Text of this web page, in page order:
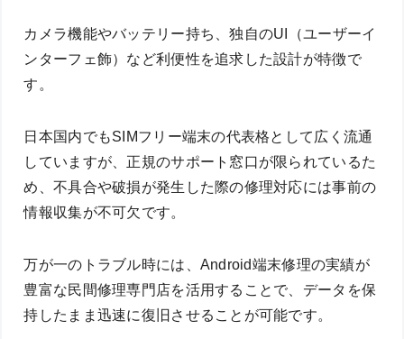
カメラ機能やバッテリー持ち、独自のUI（ユーザーイ
ンターフェ飾）など利便性を追求した設計が特徴で
す。
日本国内でもSIMフリー端末の代表格として広く流通
していますが、正規のサポート窓口が限られているた
め、不具合や破損が発生した際の修理対応には事前の
情報収集が不可欠です。
万が一のトラブル時には、Android端末修理の実績が
豊富な民間修理専門店を活用することで、データを保
持したまま迅速に復旧させることが可能です。